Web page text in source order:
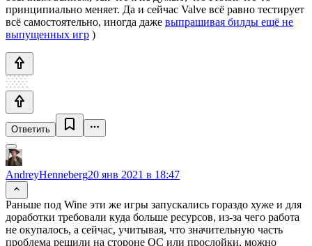
принципиально меняет. Да и сейчас Valve всё равно тестирует
всё самостоятельно, иногда даже выпрашивая билды ещё не
выпущенных игр )
Ответить
AndreyHenneberg20 янв 2021 в 18:47
Раньше под Wine эти же игры запускались гораздо хуже и для
доработки требовали куда больше ресурсов, из-за чего работа
не окупалось, а сейчас, учитывая, что значительную часть
проблема решили на стороне ОС или прослойки, можно